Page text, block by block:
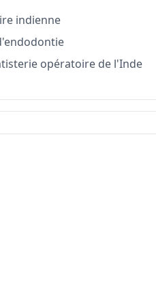
indienne
opératoire de l'Inde